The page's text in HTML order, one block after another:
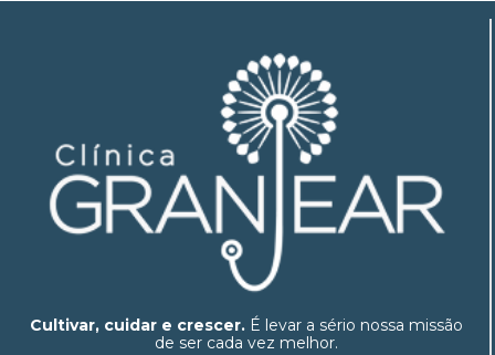
Cultivar, cuidar e crescer. É levar a sério nossa missão
de ser cada vez melhor.